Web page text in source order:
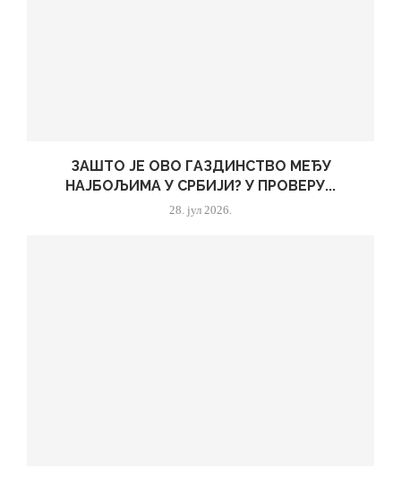
ЗАШТО ЈЕ ОВО ГАЗДИНСТВО МЕЂУ
НАЈБОЉИМА У СРБИЈИ? У ПРОВЕРУ...
28. јул 2026.